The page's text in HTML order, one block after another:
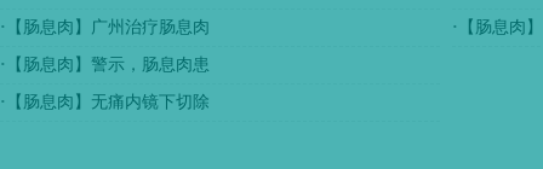
· 【肠息肉】广州治疗肠息肉
· 【肠息肉】警示，肠息肉患
· 【肠息肉】无痛内镜下切除
· 【肠息肉